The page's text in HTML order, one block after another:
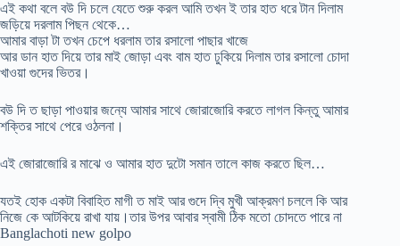
এই কথা বলে বউ দি চলে যেতে শুরু করল আমি তখন ই তার হাত ধরে টান দিলাম
জড়িয়ে দরলাম পিছন থেকে…
আমার বাড়া টা তখন চেপে ধরলাম তার রসালো পাছার খাজে
আর ডান হাত দিয়ে তার মাই জোড়া এবং বাম হাত ঢুকিয়ে দিলাম তার রসালো চোদা
খাওয়া গুদের ভিতর।
বউ দি ত ছাড়া পাওয়ার জন্যে আমার সাথে জোরাজোরি করতে লাগল কিন্তু আমার
শক্তির সাথে পেরে ওঠলনা।
এই জোরাজোরি র মাঝে ও আমার হাত দুটো সমান তালে কাজ করতে ছিল…
যতই হোক একটা বিবাহিত মাগী ত মাই আর গুদে দ্বি মুখী আক্রমণ চললে কি আর
নিজে কে আটকিয়ে রাখা যায়।তার উপর আবার স্বামী ঠিক মতো চোদতে পারে না
Banglachoti new golpo